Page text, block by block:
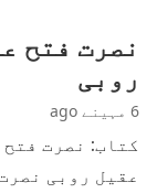
نصرت فتح
روبی
6 مہینے ago
کتاب: نصرت
عقیل روبی